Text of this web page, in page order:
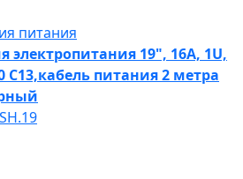
электропитания 19", 16А, 1U,
C13,кабель питания 2 метра